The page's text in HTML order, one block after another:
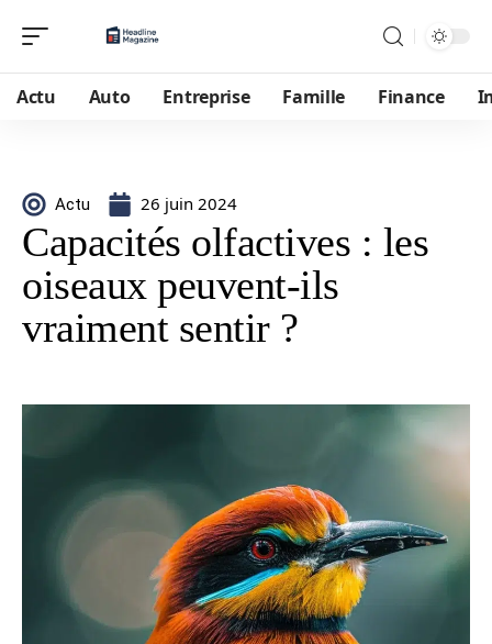
Actu Auto Entreprise Famille Finance
Actu 26 juin 2024
Capacités olfactives : les
oiseaux peuvent-ils
vraiment sentir ?